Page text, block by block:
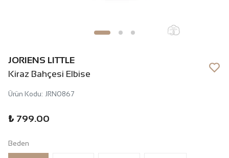
JORIENS LITTLE
Kiraz Bahçesi Elbise
Ürün Kodu: JRN0867
₺ 799.00
Beden